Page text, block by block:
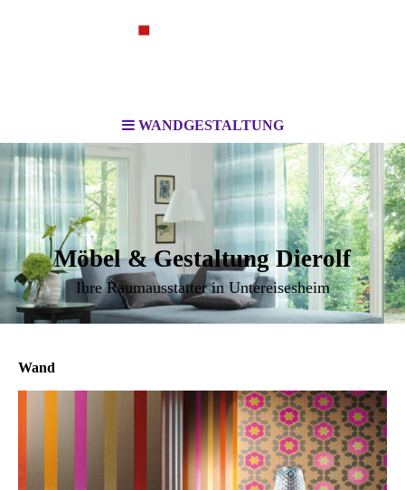
WANDGESTALTUNG
Möbel & Gestaltung Dierolf
Ihre Raumausstatter in Untereisesheim
Wand